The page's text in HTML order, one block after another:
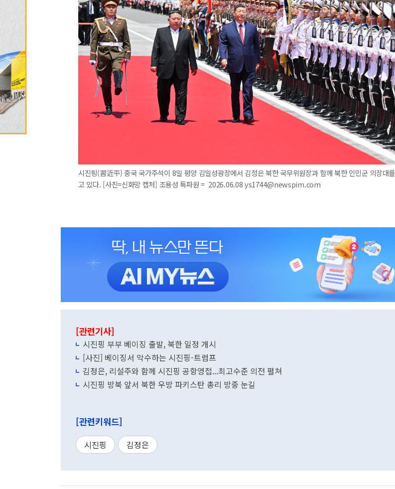
시진핑(習近平) 중국 국가주석이 8일 평양 김일성광장에서 김정은 북한 국무위원장과 함께 북한 인민군 의장대
고 있다. [사진=신화망 캡처] 조용성 특파원 = 2026.06.08 ys1744@newspim.com
[관련기사]
시진핑 부부 베이징 출발, 북한 일정 개시
[사진] 베이징서 악수하는 시진핑-트럼프
김정은, 리설주와 함께 시진핑 공항영접...최고수준 의전 펼쳐
시진핑 방북 앞서 북한 우방 파키스탄 총리 방중 눈길
[관련키워드]
시진핑 김정은